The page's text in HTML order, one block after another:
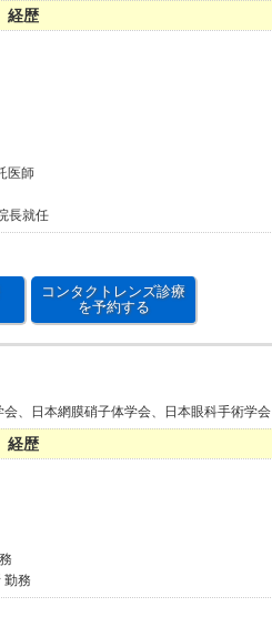
経歴
医師
長就任
コンタクトレンズ診療
を予約する
、日本網膜硝子体学会、日本眼科手術学会
経歴
務